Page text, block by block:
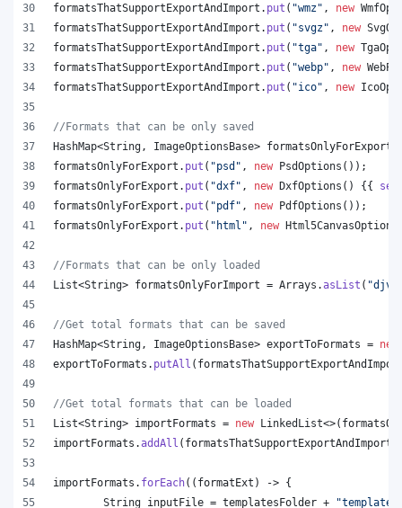
formatsThatSupportExportAndImport . put ( "wmz" , new
formatsThatSupportExportAndImport . put ( "svgz" , new
formatsThatSupportExportAndImport . put ( "tga" , new
formatsThatSupportExportAndImport . put ( "webp" , new
formatsThatSupportExportAndImport . put ( "ico" , new
//Formats that can be only saved
HashMap<String , ImageOptionsBase> formatsOnlyForExport
formatsOnlyForExport . put ( "psd" , new PsdOptions ());
formatsOnlyForExport . put ( "dxf" , new DxfOptions () {{
formatsOnlyForExport . put ( "pdf" , new PdfOptions ());
formatsOnlyForExport . put ( "html" , new Html5CanvasOptions
//Formats that can be only loaded
List<String> formatsOnlyForImport = Arrays .asList (
//Get total formats that can be saved
HashMap<String , ImageOptionsBase> exportToFormats = new
exportToFormats . putAll (
//Get total formats that can be loaded
List<String> importFormats = new LinkedList<>(
importFormats .addAll ( formatsThatSupportExportAndImport
importFormats . forEach(( formatExt ) -> {
String inputFile = templatesFolder +